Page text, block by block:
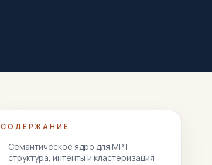
СОДЕРЖАНИЕ
Семантическое ядро для МРТ:
структура, интенты и кластеризация